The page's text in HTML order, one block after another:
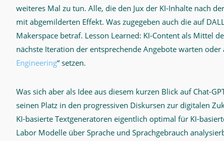
weiteres Mal zu tun. Alle, die den Jux der KI-Inhalte nach
mit abgemilderten Effekt. Was zugegeben auch die auf
Makerspace betraf. Lesson Learned: KI-Content als Mittel
nächste Iteration der entsprechende Angebote warten
Engineering“ setzen.
Was sich aber als Idee aus diesem kurzen Blick auf Chat-
seinen Platz in den progressiven Diskursen zur digitalen
KI-basierte Textgeneratoren eigentlich optimal für KI-
Labor Modelle über Sprache und Sprachgebrauch